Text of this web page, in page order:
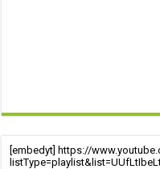
[embedyt] https://